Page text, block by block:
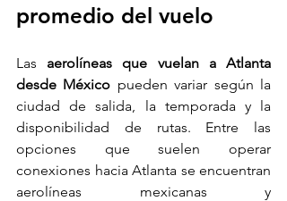
promedio del vuelo
Las aerolíneas que vuelan a Atlanta
desde México pueden variar según la
ciudad de salida, la temporada y la
disponibilidad de rutas. Entre las
opciones que suelen operar
conexiones hacia Atlanta se encuentran
aerolíneas mexicanas y